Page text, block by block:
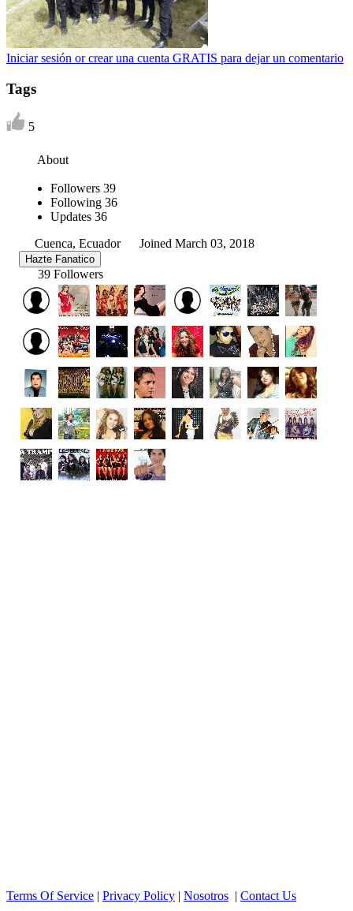
Iniciar sesión or crear una cuenta GRATIS para dejar un comentario
Tags
5
About
Followers 39
Following 36
Updates 36
Cuenca, Ecuador
Joined March 03, 2018
Hazte Fanatico
39 Followers
Terms Of Service | Privacy Policy | Nosotros | Contact Us